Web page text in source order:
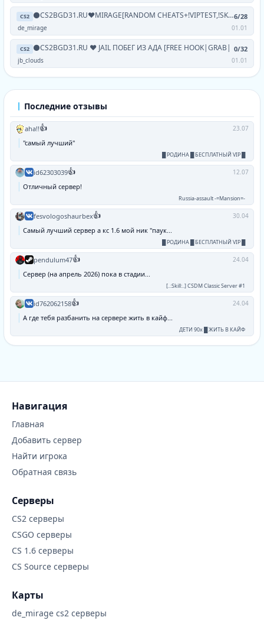
CS2 ⚫CS2BGD31.RU❤MIRAGE[RANDOM CHEATS+!VIPTEST,!SKINS]6/28
de_mirage 01.01
CS2 ⚫CS2BGD31.RU ❤ JAIL ПОБЕГ ИЗ АДА [FREE HOOK|GRAB| 0/32
jb_clouds 01.01
Последние отзывы
aha!!👍 23.07
"самый лучший"
█ РОДИНА █ БЕСПЛАТНЫЙ VIP █
id62303039👍 12.07
Отличный сервер!
Russia-assault -=Mansion=-
fesvologoshaurbex👍 30.04
Самый лучший сервер а кс 1.6 мой ник "паук...
█ РОДИНА █ БЕСПЛАТНЫЙ VIP █
pendulum47👍 24.04
Сервер (на апрель 2026) пока в стадии...
[..:Skill:..] CSDM Classic Server #1
id762062158👍 24.04
А где тебя разбанить на сервере жить в кайф...
ДЕТИ 90х █ ЖИТЬ В КАЙФ
Навигация
Главная
Добавить сервер
Найти игрока
Обратная связь
Серверы
CS2 серверы
CSGO серверы
CS 1.6 серверы
CS Source серверы
Карты
de_mirage cs2 серверы